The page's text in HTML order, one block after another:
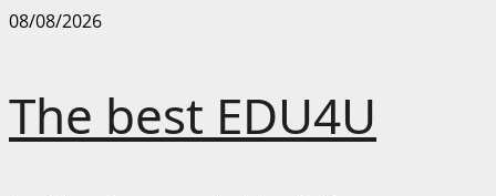
Skip
08/08/2026
The best EDU4U